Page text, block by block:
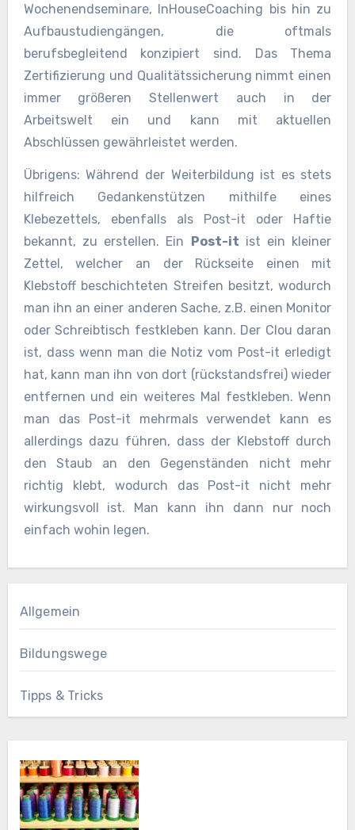
Wochenendseminare, InHouseCoaching bis hin zu
Aufbaustudiengängen, die oftmals
berufsbegleitend konzipiert sind. Das Thema
Zertifizierung und Qualitätssicherung nimmt einen
immer größeren Stellenwert auch in der
Arbeitswelt ein und kann mit aktuellen
Abschlüssen gewährleistet werden.
Übrigens: Während der Weiterbildung ist es stets
hilfreich Gedankenstützen mithilfe eines
Klebezettels, ebenfalls als Post-it oder Haftie
bekannt, zu erstellen. Ein Post-it ist ein kleiner
Zettel, welcher an der Rückseite einen mit
Klebstoff beschichteten Streifen besitzt, wodurch
man ihn an einer anderen Sache, z.B. einen Monitor
oder Schreibtisch festkleben kann. Der Clou daran
ist, dass wenn man die Notiz vom Post-it erledigt
hat, kann man ihn von dort (rückstandsfrei) wieder
entfernen und ein weiteres Mal festkleben. Wenn
man das Post-it mehrmals verwendet kann es
allerdings dazu führen, dass der Klebstoff durch
den Staub an den Gegenständen nicht mehr
richtig klebt, wodurch das Post-it nicht mehr
wirkungsvoll ist. Man kann ihn dann nur noch
einfach wohin legen.
Allgemein
Bildungswege
Tipps & Tricks